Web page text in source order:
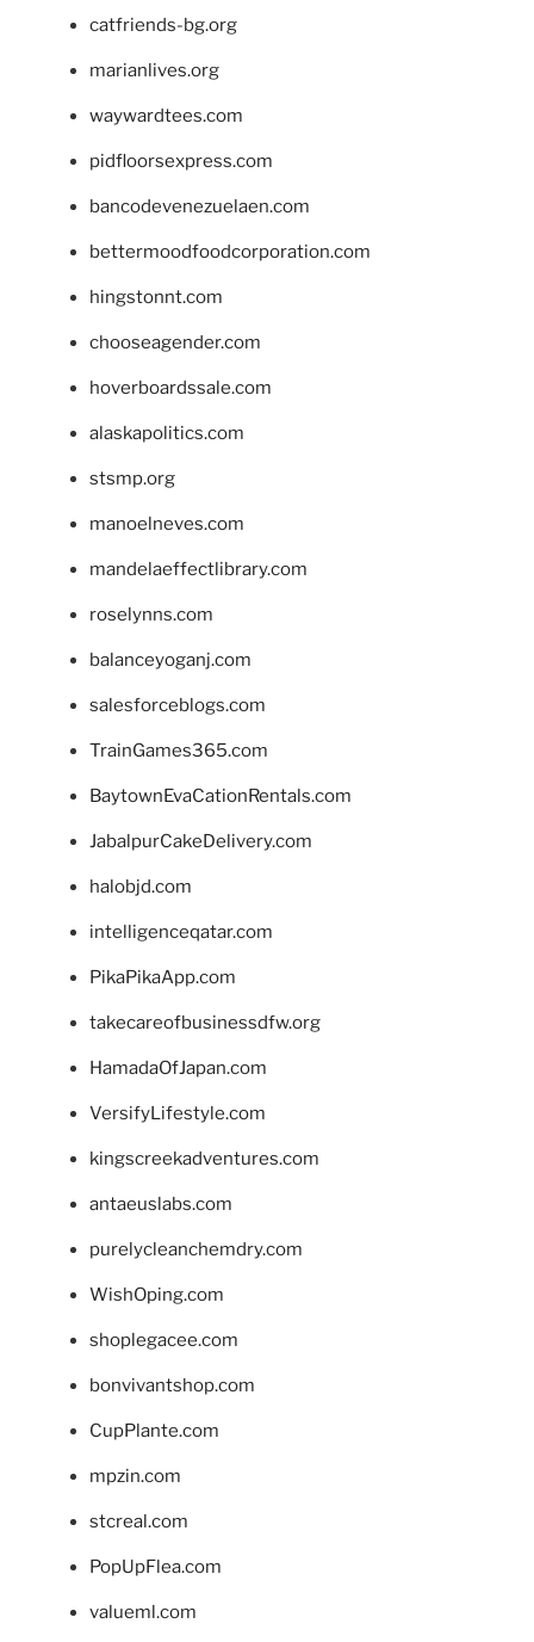
catfriends-bg.org
marianlives.org
waywardtees.com
pidfloorsexpress.com
bancodevenezuelaen.com
bettermoodfoodcorporation.com
hingstonnt.com
chooseagender.com
hoverboardssale.com
alaskapolitics.com
stsmp.org
manoelneves.com
mandelaeffectlibrary.com
roselynns.com
balanceyoganj.com
salesforceblogs.com
TrainGames365.com
BaytownEvaCationRentals.com
JabalpurCakeDelivery.com
halobjd.com
intelligenceqatar.com
PikaPikaApp.com
takecareofbusinessdfw.org
HamadaOfJapan.com
VersifyLifestyle.com
kingscreekadventures.com
antaeuslabs.com
purelycleanchemdry.com
WishOping.com
shoplegacee.com
bonvivantshop.com
CupPlante.com
mpzin.com
stcreal.com
PopUpFlea.com
valueml.com